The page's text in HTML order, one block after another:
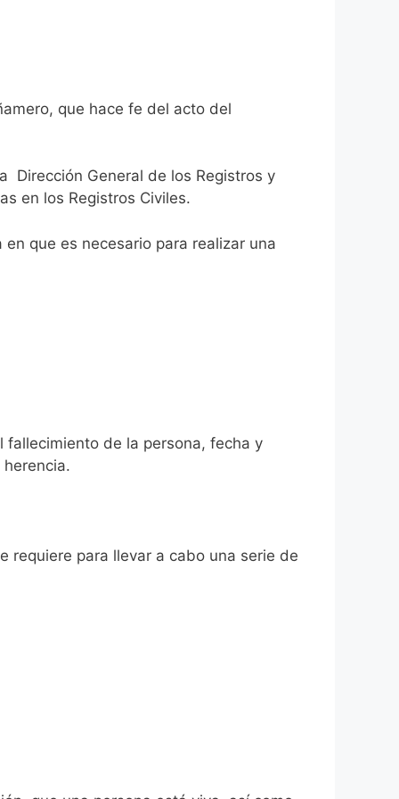
que hace fe del acto del
Dirección General de los Registros y
en los Registros Civiles.
que es necesario para realizar una
de la persona, fecha y
requiere para llevar a cabo una serie de